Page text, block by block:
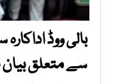
بالی ووڈ
سے متعلق